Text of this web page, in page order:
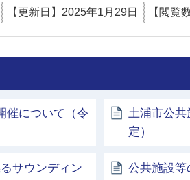
【更新日】 2025年1月29日 【閲覧
催について（令
土浦市公共
定）
サウンディン
公共施設等